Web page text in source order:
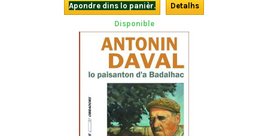
Apondre dins lo panièr.
Detalhs
Disponible